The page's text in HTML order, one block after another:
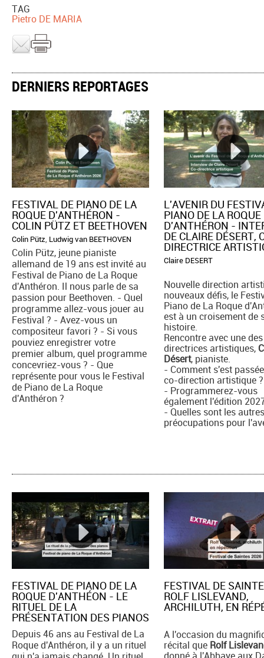
TAG
Pietro DE MARIA
DERNIERS REPORTAGES
FESTIVAL DE PIANO DE LA
ROQUE D'ANTHÉRON -
COLIN PÜTZ ET BEETHOVEN
Colin Pütz, Ludwig van BEETHOVEN
Colin Pütz, jeune pianiste
allemand de 19 ans est invité au
Festival de Piano de La Roque
d'Anthéron. Il nous parle de sa
passion pour Beethoven. - Quel
programme allez-vous jouer au
Festival ? - Avez-vous un
compositeur favori ? - Si vous
pouviez enregistrer votre
premier album, quel programme
concevriez-vous ? - Que
représente pour vous le Festival
de Piano de La Roque
d'Anthéron ?
L'AVENIR DU
PIANO DE LA ROQUE
D'ANTHÉRON -
DE CLAIRE DÉSERT,
DIRECTRICE
Claire DESERT
Nouvelle direction
nouveaux défis, le
Piano de La Roque
est à un croisement de
histoire.
Rencontre avec une
directrices artistiques,
Désert, pianiste.
- Comment s'est
co-direction artistique ?
- Programmerez-vous
également l'édition
- Quelles sont les
préocupations pour
FESTIVAL DE PIANO DE LA
ROQUE D'ANTHÉON - LE
RITUEL DE LA
PRÉSENTATION DES PIANOS
Depuis 46 ans au Festival de La
Roque d'Anthéron, il y a un rituel
FESTIVAL DE
ROLF LISLEVAND,
ARCHILUTH, EN
A l'occasion du
récital que Rolf